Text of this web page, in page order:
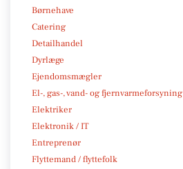
Børnehave
Catering
Detailhandel
Dyrlæge
Ejendomsmægler
El-, gas-, vand- og fjernvarmeforsyning
Elektriker
Elektronik / IT
Entreprenør
Flyttemand / flyttefolk